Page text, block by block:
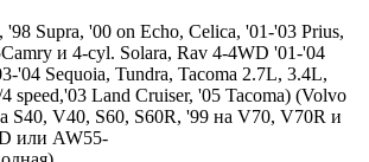
'98 Supra, '00 on Echo, Celica, '01-'03 Prius,
и 4-cyl. Solara, Rav 4-4WD '01-'04
'04 Sequoia, Tundra, Tacoma 2.7L, 3.4L,
speed,'03 Land Cruiser, '05 Tacoma) (Volvo
S40, V40, S60, S60R, '99 на V70, V70R и
или AW55-